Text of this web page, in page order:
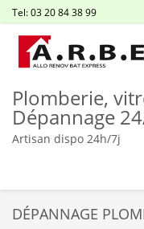
Tel: 03 20 84 38 99
Plomberie,
Dépannage
Artisan dispo 24h/7j
DÉPANNAGE